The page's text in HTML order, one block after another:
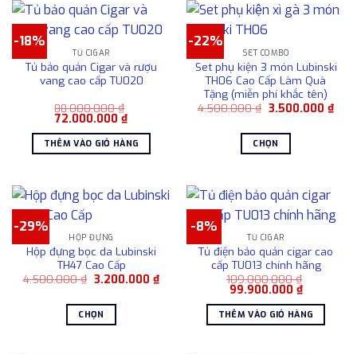
này
có
biến
thể.
tùy
chọn
có
chọn
trên
sản
phẩm
có
nhiều
thể.
Các
tùy
chọn
thể
được
trên
trang
sản
phẩm
-18%
TỦ CIGAR
Tủ bảo quản Cigar và rượu
vang cao cấp TU020
88.000.000₫
Giá
là:
88.000.000 ₫.
72.000.000 ₫Giá
hiện
tại
là:
72.000.000 ₫.
THÊM VÀO GIỎ HÀNG
-22%
SET COMBO
Set phụ kiện 3 món Lubinski
TH06 Cao Cấp Làm Quà
Tặng (miễn phí khắc tên)
4.500.000₫ Giá
4.500.000 ₫.
3.500.000 ₫Giá
hiện
CHỌN
này
có
biến
thể.
Các
tùy
chọn
có
-29%
HỘP ĐỰNG
Hộp đựng bọc da Lubinski
TH47 Cao Cấp
4.500.000₫ Giá
4.500.000 ₫.
3.200.000 ₫Giá
hiện
3.200.000 ₫.
CHỌN
-8%
TỦ CIGAR
Tủ điện bảo quản cigar cao
cấp TU013 chính hãng
109.000.000₫
Giá
là:
109.000.000 ₫.
99.900.000 ₫Giá
hiện
tại
là:
THÊM VÀO GIỎ HÀNG